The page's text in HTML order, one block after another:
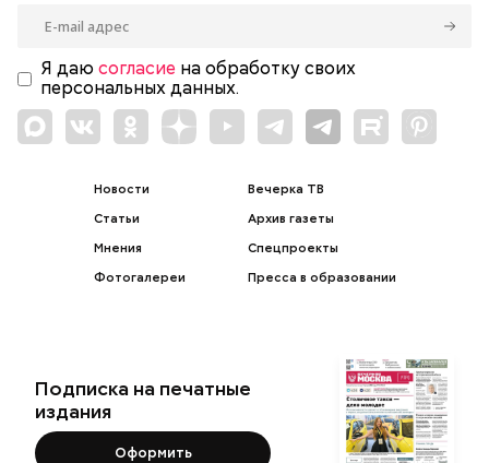
Я даю согласие на обработку своих
персональных данных.
Новости
Статьи
Мнения
Фотогалереи
Вечерка ТВ
Архив газеты
Спецпроекты
Пресса в образовании
Подписка на печатные
издания
Оформить